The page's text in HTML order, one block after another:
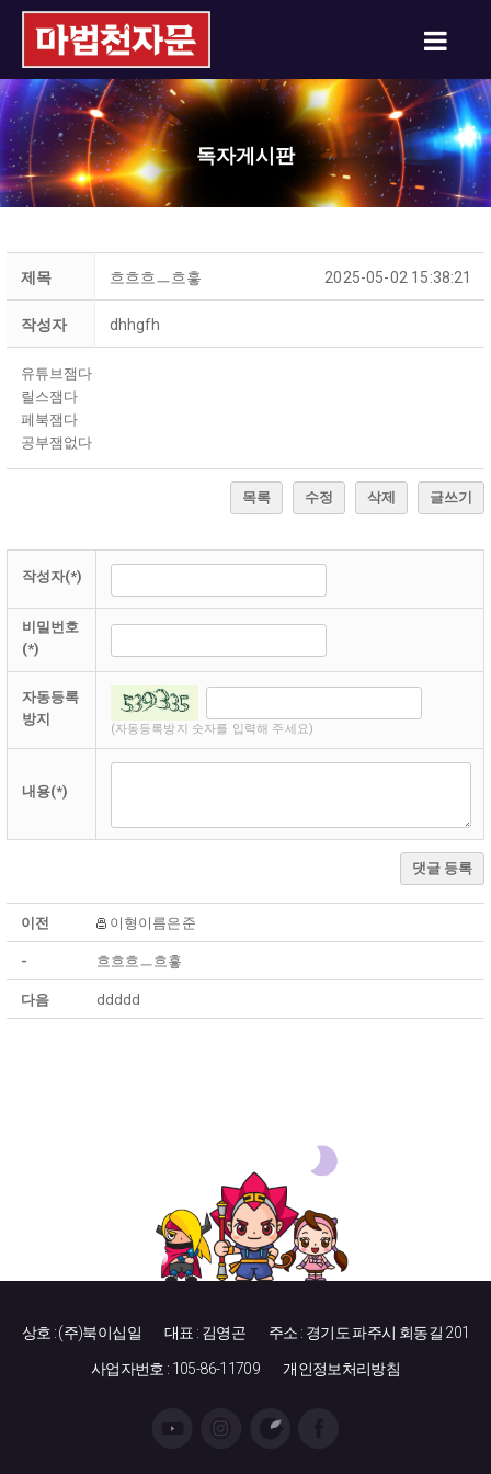
독자게시판
제목 흐흐흐ㅡ흐흫 2025-05-02 15:38:21
작성자 dhhgfh
유튜브잼다
릴스잼다
페북잼다
공부잼없다
목록 수정 삭제 글쓰기
작성자(*)
비밀번호
(*)
자동등록
방지
(자동등록방지 숫자를 입력해 주세요)
내용(*)
댓글 등록
이전 이형이름은준
- 흐흐흐ㅡ흐흫
다음 ddddd
상호 : (주)북이십일 대표 : 김영곤 주소 : 경기도 파주시 회동길 201
사업자번호 : 105-86-11709 개인정보처리방침